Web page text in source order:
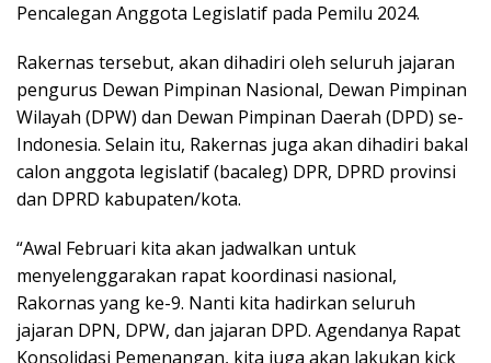
Pencalegan Anggota Legislatif pada Pemilu 2024.
Rakernas tersebut, akan dihadiri oleh seluruh jajaran
pengurus Dewan Pimpinan Nasional, Dewan Pimpinan
Wilayah (DPW) dan Dewan Pimpinan Daerah (DPD) se-
Indonesia. Selain itu, Rakernas juga akan dihadiri bakal
calon anggota legislatif (bacaleg) DPR, DPRD provinsi
dan DPRD kabupaten/kota.
“Awal Februari kita akan jadwalkan untuk
menyelenggarakan rapat koordinasi nasional,
Rakornas yang ke-9. Nanti kita hadirkan seluruh
jajaran DPN, DPW, dan jajaran DPD. Agendanya Rapat
Konsolidasi Pemenangan, kita juga akan lakukan kick